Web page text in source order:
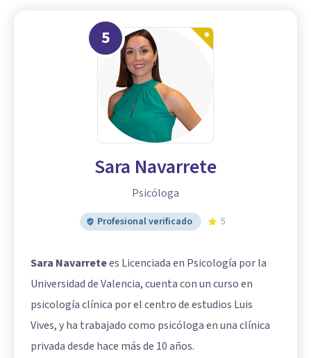
5
Sara Navarrete
Psicóloga
Profesional verificado 5
Sara Navarretees Licenciada en Psicología por la
Universidad de Valencia, cuenta con un curso en
psicología clínica por el centro de estudios Luis
Vives, y ha trabajado como psicóloga en una clínica
privada desde hace más de 10 años.